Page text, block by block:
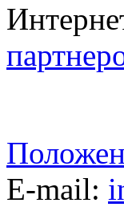
E-mail: